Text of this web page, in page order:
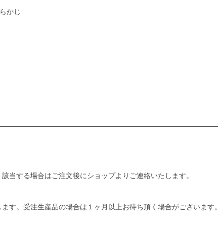
かじ
当する場合はご注文後にショップよりご連絡いたします。
す。受注生産品の場合は１ヶ月以上お待ち頂く場合がございます。